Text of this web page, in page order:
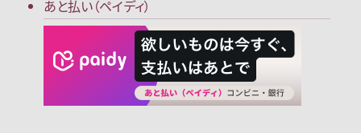
あと払い（ペイディ）